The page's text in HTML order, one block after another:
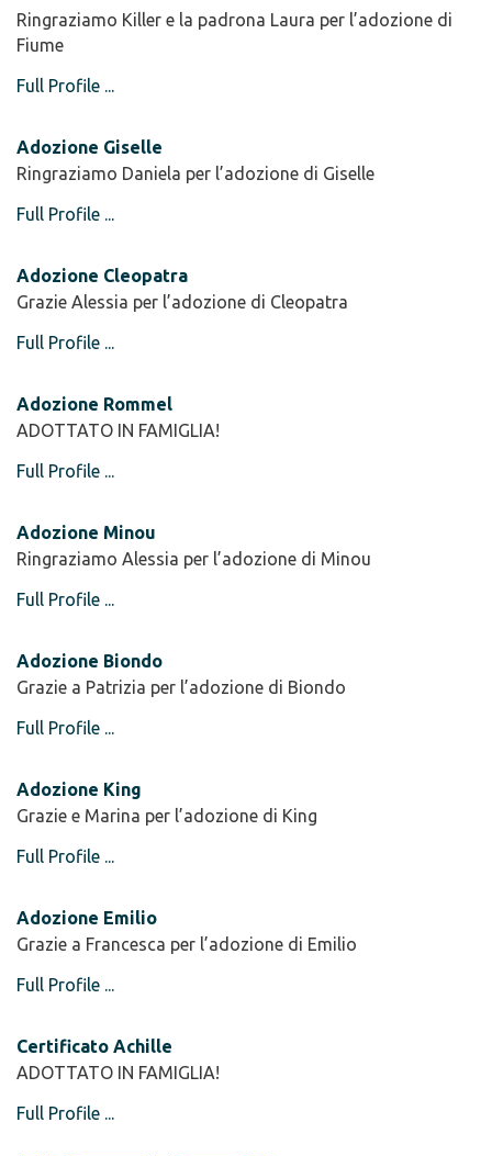
Ringraziamo Killer e la padrona Laura per l’adozione di
Fiume
Full Profile ...
Adozione Giselle
Ringraziamo Daniela per l’adozione di Giselle
Full Profile ...
Adozione Cleopatra
Grazie Alessia per l’adozione di Cleopatra
Full Profile ...
Adozione Rommel
ADOTTATO IN FAMIGLIA!
Full Profile ...
Adozione Minou
Ringraziamo Alessia per l’adozione di Minou
Full Profile ...
Adozione Biondo
Grazie a Patrizia per l’adozione di Biondo
Full Profile ...
Adozione King
Grazie e Marina per l’adozione di King
Full Profile ...
Adozione Emilio
Grazie a Francesca per l’adozione di Emilio
Full Profile ...
Certificato Achille
ADOTTATO IN FAMIGLIA!
Full Profile ...